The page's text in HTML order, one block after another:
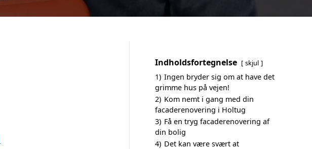
Indholdsfortegnelse skjul
1) Ingen bryder sig om at have det
grimme hus på vejen!
2) Kom nemt i gang med din
facaderenovering i Holtug
3) Få en tryg facaderenovering af
din bolig
4) Det kan være svært at